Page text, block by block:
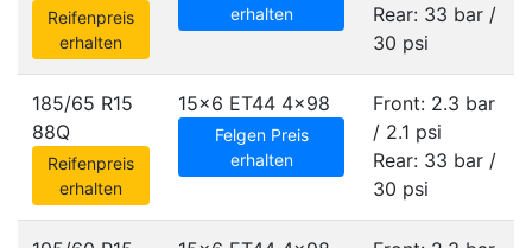
Reifenpreis
erhalten
erhalten
Rear: 33 bar /
30 psi
185/65 R15
88Q
Reifenpreis
erhalten
15x6 ET44 4x98
Felgen Preis
erhalten
Front: 2.3 bar
/ 2.1 psi
Rear: 33 bar /
30 psi